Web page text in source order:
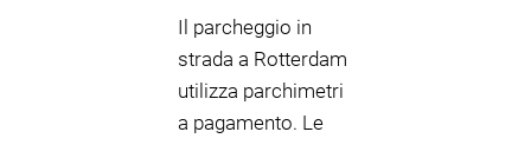
Il parcheggio in
strada a Rotterdam
utilizza parchimetri
a pagamento. Le